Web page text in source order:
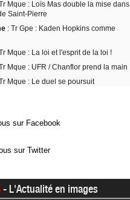
Mque : Loïs Mas double la mise dans
Saint-Pierre
: Tr Gpe : Kaden Hopkins comme
Mque : La loi et l'esprit de la loi !
Mque : UFR / Chanflor prend la main
Mque : Le duel se poursuit
sur Facebook
sur Twitter
- L'Actualité en images